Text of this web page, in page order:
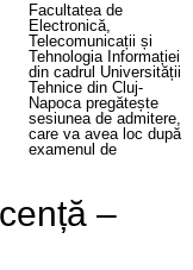
Facultatea de
Electronică,
Telecomunicații și
Tehnologia Informației
din cadrul Universității
Tehnice din Cluj-
Napoca pregătește
sesiunea de admitere,
care va avea loc după
examenul de
–